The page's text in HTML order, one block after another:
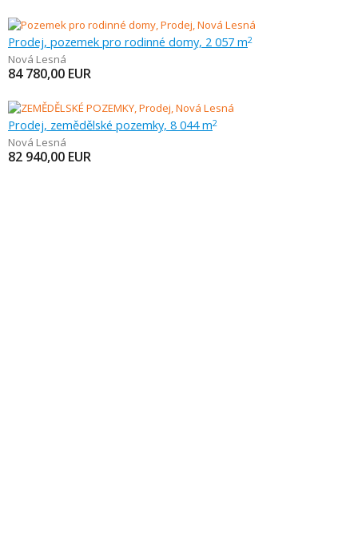
Prodej, pozemek pro rodinné domy, 2 057 m2
Nová Lesná
84 780,00 EUR
Prodej, zemědělské pozemky, 8 044 m2
Nová Lesná
82 940,00 EUR